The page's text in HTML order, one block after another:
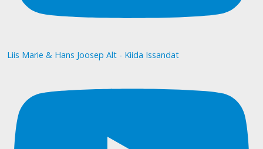
Liis Marie & Hans Joosep Alt - Kiida Issandat